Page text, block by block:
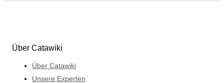
Über Catawiki
Über Catawiki
Unsere Experten